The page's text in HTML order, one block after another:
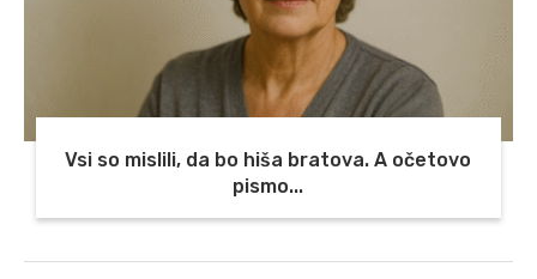
Vsi so mislili, da bo hiša bratova. A očetovo
pismo...